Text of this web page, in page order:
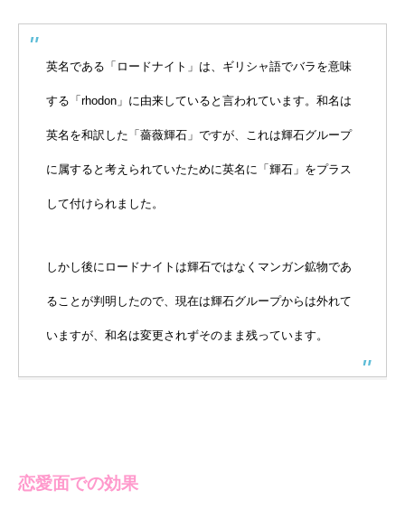
英名である「ロードナイト」は、ギリシャ語でバラを意味
する「rhodon」に由来していると言われています。和名は
英名を和訳した「薔薇輝石」ですが、これは輝石グループ
に属すると考えられていたために英名に「輝石」をプラス
して付けられました。
しかし後にロードナイトは輝石ではなくマンガン鉱物であ
ることが判明したので、現在は輝石グループからは外れて
いますが、和名は変更されずそのまま残っています。
恋愛面での効果